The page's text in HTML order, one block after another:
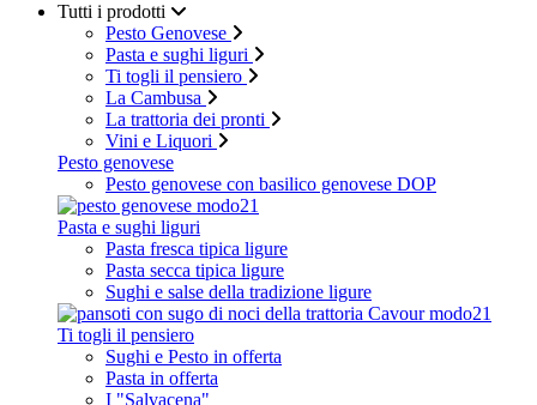
Tutti i prodotti
Pesto Genovese
Pasta e sughi liguri
Ti togli il pensiero
La Cambusa
La trattoria dei pronti
Vini e Liquori
Pesto genovese
Pesto genovese con basilico genovese DOP
Pasta e sughi liguri
Pasta fresca tipica ligure
Pasta secca tipica ligure
Sughi e salse della tradizione ligure
Ti togli il pensiero
Sughi e Pesto in offerta
Pasta in offerta
I "Salvacena"